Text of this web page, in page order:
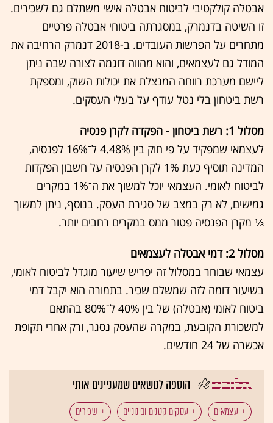
אבטלה קולקטיבי לביטוח אבטלה אישי משתלם גם לשכירים.
זו השיטה בדנמרק, במסגרתה ביטוחי אבטלה פרטיים
מתחרים על הפרשות העובדים. ב-2018 דנמרק הרחיבה את
המודל גם לעצמאים, והוא מהווה דוגמה לצורה שבה ניתן
ליישם מערכת רווחה המנצלת את יכולות השוק, ומספקת
רשת ביטחון בלי נטל עודף על בעלי העסקים.
מסלול 1: רשת ביטחון - הפקדה לקרן פנסיה
לעצמאי שמפקיד על פי חוק בין 4.48% ל־16% לפנסיה,
המדינה תוסיף כעת 1% לקרן הפנסיה על חשבון הפקדות
לביטוח לאומי. העצמאי יוכל למשוך את ה־1% במקרים
גמישים, לא רק במצב של סגירת העסק. בנוסף, ניתן למשוך
⅓ מקרן הפנסיה פטור ממס במקרים רחבים יותר.
מסלול 2: דמי אבטלה לעצמאים
עצמאי שבוחר במסלול זה יפריש שיעור מוגדל לביטוח לאומי,
בשיעור דומה לזה שמשלם שכיר. בתמורה הוא יקבל דמי
ביטוח לאומי (אבטלה) של בין 40% ל־80% בהתאם
למשכורת הקובעת, במקרה שהעסק נסגר, ורק אחרי תקופת
אכשרה של 24 חודשים.
הוספה לנושאים שמעניינים אותי
עצמאים עסקים קטנים ובינוניים שכירים